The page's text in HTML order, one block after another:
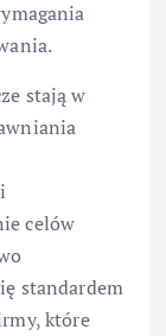
stają w
celów
standardem
które